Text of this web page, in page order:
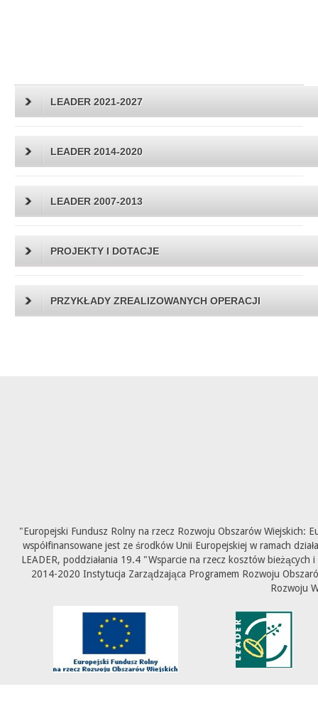
LEADER 2021-2027
LEADER 2014-2020
LEADER 2007-2013
PROJEKTY I DOTACJE
PRZYKŁADY ZREALIZOWANYCH OPERACJI
"Europejski Fundusz Rolny na rzecz Rozwoju Obszarów Wiejskich:
współfinansowane jest ze środków Unii Europejskiej w ramach
LEADER, poddziałania 19.4 "Wsparcie na rzecz kosztów
2014-2020 Instytucja Zarządzająca Programem Rozwoju
Rozwoju